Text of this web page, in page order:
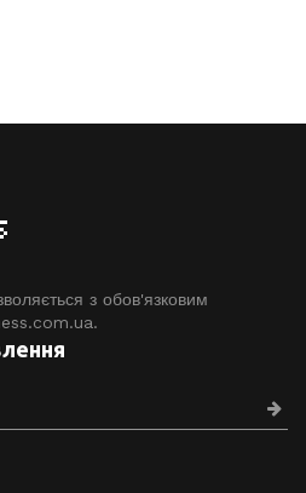
з обов'язковим